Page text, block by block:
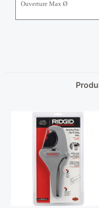
Ouverture Max Ø